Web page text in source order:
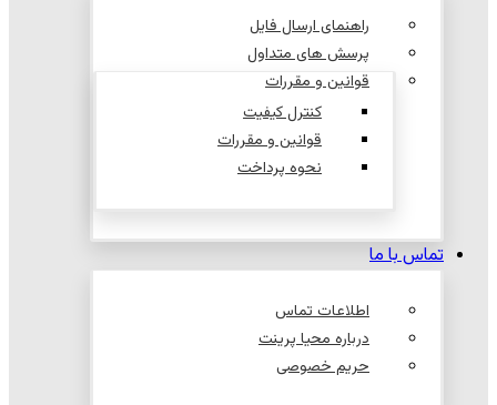
راهنمای ارسال فایل
پرسش های متداول
قوانین و مقررات
کنترل کیفیت
قوانین و مقررات
نحوه پرداخت
تماس با ما
اطلاعات تماس
درباره محیا پرینت
حریم خصوصی